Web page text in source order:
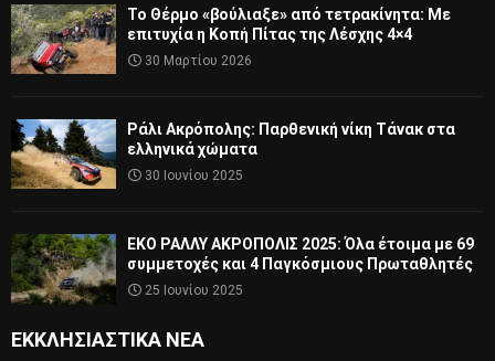
Το Θέρμο «βούλιαξε» από τετρακίνητα: Με
επιτυχία η Κοπή Πίτας της Λέσχης 4×4
30 Μαρτίου 2026
Ράλι Ακρόπολης: Παρθενική νίκη Τάνακ στα
ελληνικά χώματα
30 Ιουνίου 2025
ΕΚΟ ΡΑΛΛΥ ΑΚΡΟΠΟΛΙΣ 2025: Όλα έτοιμα με 69
συμμετοχές και 4 Παγκόσμιους Πρωταθλητές
25 Ιουνίου 2025
ΕΚΚΛΗΣΙΑΣΤΙΚΆ ΝΈΑ